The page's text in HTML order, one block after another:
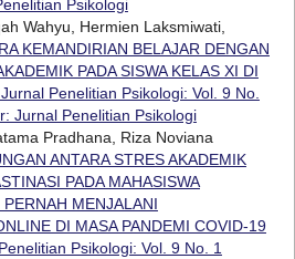
Psikologi
Wahyu, Hermien Laksmiwati,
KEMANDIRIAN BELAJAR DENGAN
PADA SISWA KELAS XI DI
Penelitian Psikologi: Vol. 9 No.
Jurnal Penelitian Psikologi
Pradhana, Riza Noviana
ANTARA STRES AKADEMIK
PADA MAHASISWA
MENJALANI
DI MASA PANDEMI COVID-19
Psikologi: Vol. 9 No. 1